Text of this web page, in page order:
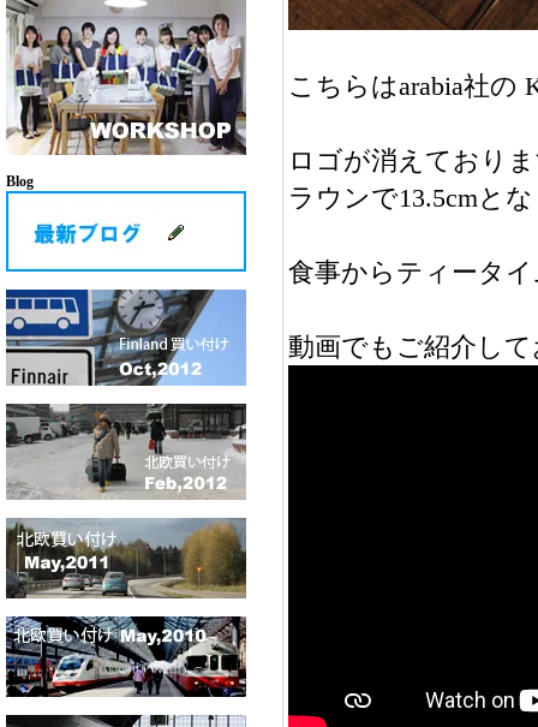
Blog
こちらはarabia社の
ロゴが消えており
ラウンで13.5cmと
食事からティータ
動画でもご紹介し